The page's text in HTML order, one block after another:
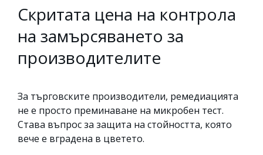
Скритата цена на контрола
на замърсяването за
производителите
За търговските производители, ремедиацията
не е просто преминаване на микробен тест.
Става въпрос за защита на стойността, която
вече е вградена в цветето.